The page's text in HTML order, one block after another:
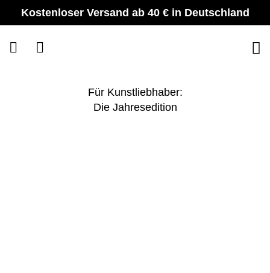
Inhalt
Kostenloser Versand ab 40 € in Deutschland
Für Kunstliebhaber:
Die Jahresedition